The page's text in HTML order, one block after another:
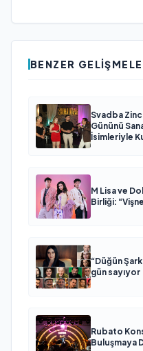
BENZER
Svadba
Gününü
İsimleriyle
M Lisa ve
Birliği:
“Düğün
gün sayıyor
Rubato
Buluşmaya